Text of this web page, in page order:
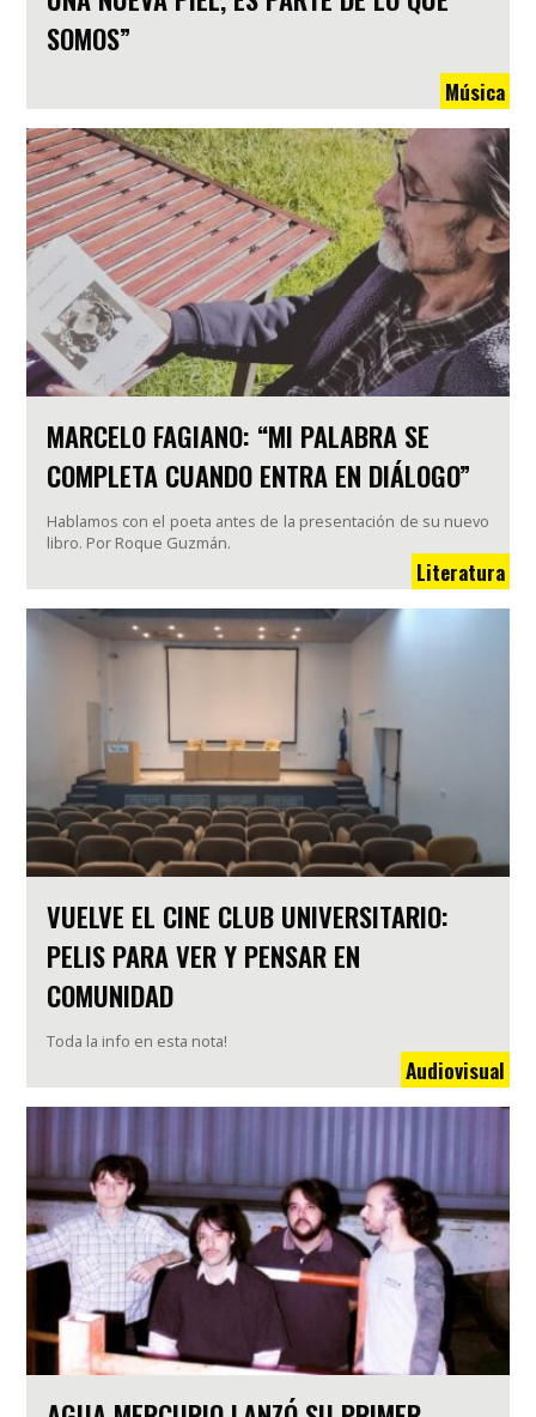
SOMOS”
Música
MARCELO FAGIANO: “MI PALABRA SE
COMPLETA CUANDO ENTRA EN DIÁLOGO”
Hablamos con el poeta antes de la presentación de su nuevo
libro. Por Roque Guzmán.
Literatura
VUELVE EL CINE CLUB UNIVERSITARIO:
PELIS PARA VER Y PENSAR EN
COMUNIDAD
Toda la info en esta nota!
Audiovisual